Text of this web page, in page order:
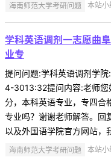
海南师范大学考研问题 本站
学科英语调剂一志愿曲
业专
提问问题:学科英语调剂学
4-3013:32提问内容:老师您
分，本科英语专业，专四合
专业吗？谢谢老师解答。回
以及外国语学院官方网站，
海南师范大学考研问题 本站